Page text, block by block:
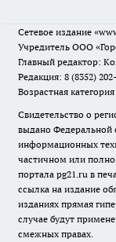
Сетевое издание
Учредитель ООО
Главный редактор:
Редакция: 8 (8352)
Возрастная
Свидетельство о
выдано Федеральной
информационных
частичном или
портала pg21.ru в
ссылка на издание
изданиях прямая
случае будут
смежных правах.